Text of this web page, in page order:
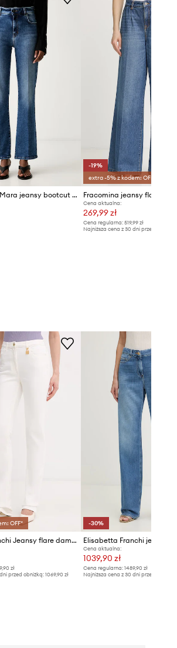
Rozmiary prezentowane w sklepie
zostały przeliczone na standardową,
europejską tabelę rozmiarową. Na
metce dostarczonego produktu
znajduje się oryginalne oznaczenie
producenta.
Tabela rozmiarów
Weekend Max Mara jeansy bootcut damskie WKDRAPALLO
-19%
extra -5% z kodem: OFF*
Cena aktualna:
269,99 zł
Cena regularna: 519,99 zł
Najniższa cena z 30 dni przed obniżką:
OFF*
Elisabetta Franchi Jeansy flare damskie
zł
przed obniżką:1069,90 zł
-30%
Cena aktualna:
1039,90 zł
Cena regularna: 1489,90 zł
Najniższa cena z 30 dni przed obniżką: